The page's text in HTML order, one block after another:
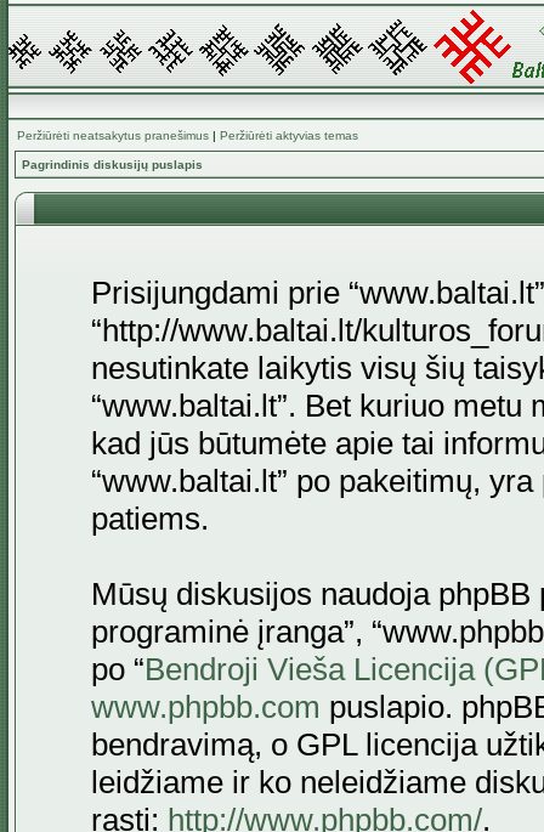
Peržiūrėti neatsakytus pranešimus | Peržiūrėti aktyvias temas
Pagrindinis diskusijų puslapis
Prisijungdami prie
“http://www.baltai.lt/
nesutinkate laikytis visų šių
“www.baltai.lt”. Bet kuriuo
kad jūs būtumėte apie tai
“www.baltai.lt” po pakeitimų,
patiems.
Mūsų diskusijos naudoja phpBB
programinė įranga”,
po “Bendroji Vieša Licencija
www.phpbb.com puslapio.
bendravimą, o GPL licencija
leidžiame ir ko neleidžiame
rasti: http://www.phpbb.com/.